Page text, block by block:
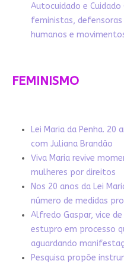
Autocuidado e
feministas,
humanos e
FEMINISMO
Lei Maria da Penha. 20
com Juliana Brandão
Viva Maria revive
mulheres por direitos
Nos 20 anos da Lei
número de medidas
Alfredo Gaspar, vice
estupro em processo
aguardando
Pesquisa propõe